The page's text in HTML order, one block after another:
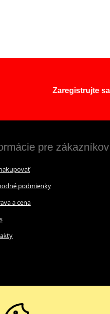
Zaregistrujte
pre zákazníkov
podmienky
a cena